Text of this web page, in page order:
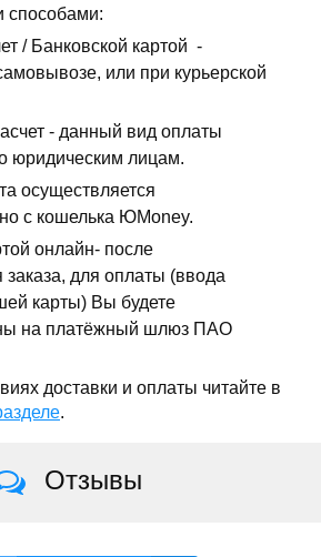
способами:
/ Банковской картой -
или при курьерской
- данный вид оплаты
юридическим лицам.
осуществляется
с кошелька ЮMoney.
онлайн- после
для оплаты (ввода
карты) Вы будете
на платёжный шлюз ПАО
доставки и оплаты читайте в
.
Отзывы